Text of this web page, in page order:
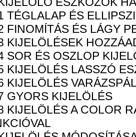
TÉGLALAP ÉS
FINOMÍTÁS ÉS LÁGY
KIJELÖLÉSEK
SOR ÉS OSZLOP
KIJELÖLÉS LASSZÓ
KIJELÖLÉS
GYORS KIJELÖLÉS
KIJELÖLÉS A COLOR